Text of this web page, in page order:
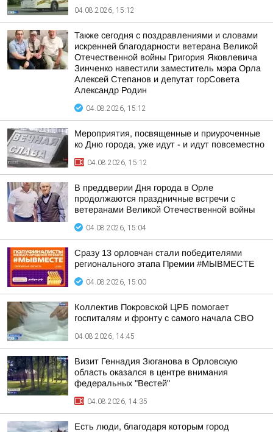
04.08.2026, 15:12
Также сегодня с поздравлениями и словами
искренней благодарности ветерана Великой
Отечественной войны Григория Яковлевича
Зинченко навестили заместитель мэра Орла
Алексей Степанов и депутат горСовета
Александр Родин
04.08.2026, 15:12
Мероприятия, посвященные и приуроченные
ко Дню города, уже идут - и идут повсеместно
04.08.2026, 15:12
В преддверии Дня города в Орле
продолжаются праздничные встречи с
ветеранами Великой Отечественной войны
04.08.2026, 15:04
Сразу 13 орловчан стали победителями
регионального этапа Премии #МЫВМЕСТЕ
04.08.2026, 15:00
Коллектив Покровской ЦРБ помогает
госпиталям и фронту с самого начала СВО
04.08.2026, 14:45
Визит Геннадия Зюганова в Орловскую
область оказался в центре внимания
федеральных "Вестей"
04.08.2026, 14:35
Есть люди, благодаря которым город